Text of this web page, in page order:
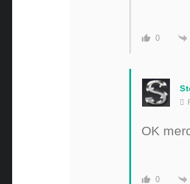
0
OK
0